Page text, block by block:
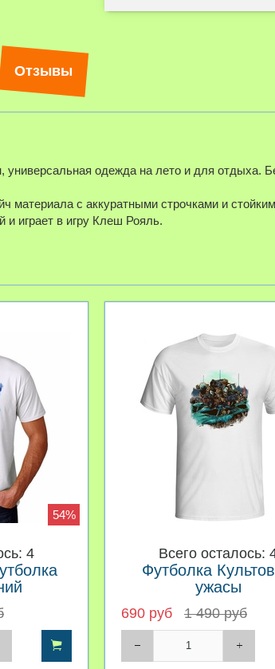
Отзывы
одежда на лето и для отдыха.
материала с аккуратными строчками и
и играет в игру Клеш Рояль.
54%
4 Всего осталось:
Футболка
ужасы
690 руб 1 490 руб